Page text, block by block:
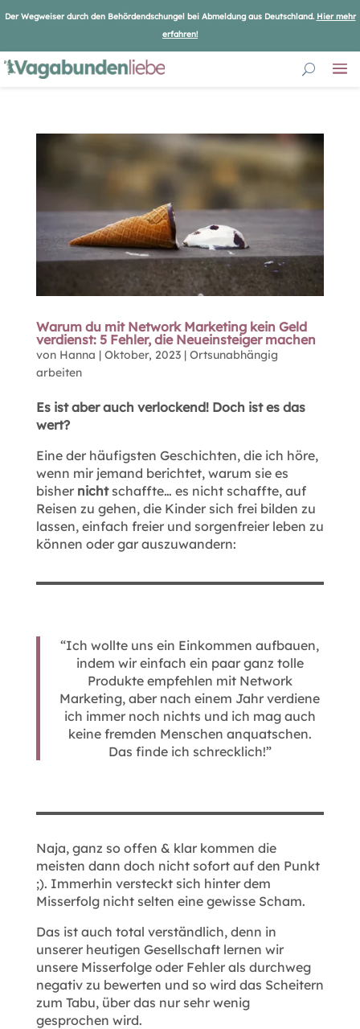
Der Wegweiser durch den Behördendschungel bei Abmeldung aus Deutschland. Hier mehr
erfahren!
Warum du mit Network Marketing kein Geld
verdienst: 5 Fehler, die Neueinsteiger machen
von Hanna | Oktober, 2023| Ortsunabhängig
arbeiten
Es ist aber auch verlockend! Doch ist es das
wert?
Eine der häufigsten Geschichten, die ich höre,
wenn mir jemand berichtet, warum sie es
bisher nichtschaffte… es nicht schaffte, auf
Reisen zu gehen, die Kinder sich frei bilden zu
lassen, einfach freier und sorgenfreier leben zu
können oder gar auszuwandern:
“Ich wollte uns ein Einkommen aufbauen,
indem wir einfach ein paar ganz tolle
Produkte empfehlen mit Network
Marketing, aber nach einem Jahr verdiene
ich immer noch nichts und ich mag auch
keine fremden Menschen anquatschen.
Das finde ich schrecklich!”
Naja, ganz so offen & klar kommen die
meisten dann doch nicht sofort auf den Punkt
;). Immerhin versteckt sich hinter dem
Misserfolg nicht selten eine gewisse Scham.
Das ist auch total verständlich, denn in
unserer heutigen Gesellschaft lernen wir
unsere Misserfolge oder Fehler als durchweg
negativ zu bewerten und so wird das Scheitern
zum Tabu, über das nur sehr wenig
gesprochen wird.